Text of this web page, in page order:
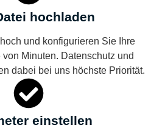
hochladen
und konfigurieren Sie Ihre
Minuten. Datenschutz und
dabei bei uns höchste Priorität.
einstellen